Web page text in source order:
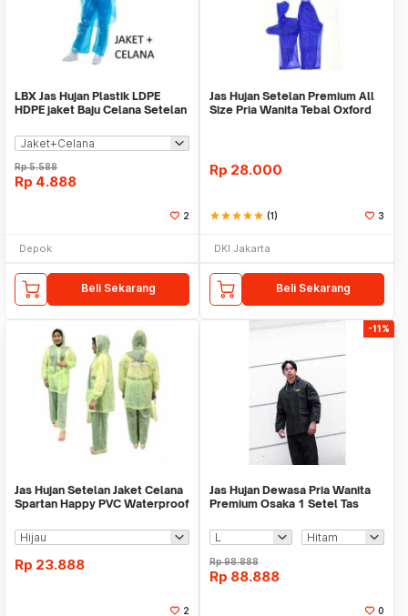
LBX Jas Hujan Plastik LDPE
HDPE jaket Baju Celana Setelan
Rp5.588
Rp 4.888
2
Depok
Beli Sekarang
Jas Hujan Setelan Premium All
Size Pria Wanita Tebal Oxford
Rp 28.000
starstarstarstarstar (1) 3
DKI Jakarta
Beli Sekarang
Jas Hujan Setelan Jaket Celana
Spartan Happy PVC Waterproof
Rp 23.888
2
-11%
Jas Hujan Dewasa Pria Wanita
Premium Osaka 1 Setel Tas
Rp98.888
Rp 88.888
0